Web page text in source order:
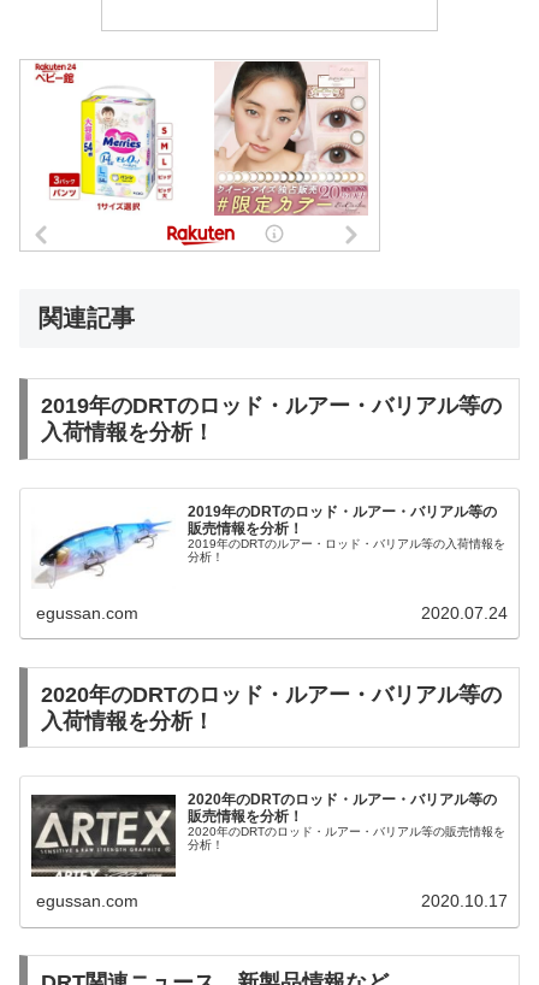
関連記事
2019年のDRTのロッド・ルアー・バリアル等の
入荷情報を分析！
2019年のDRTのロッド・ルアー・バリアル等の
販売情報を分析！
2019年のDRTのルアー・ロッド・バリアル等の入荷情報を
分析！
egussan.com 2020.07.24
2020年のDRTのロッド・ルアー・バリアル等の
入荷情報を分析！
2020年のDRTのロッド・ルアー・バリアル等の
販売情報を分析！
2020年のDRTのロッド・ルアー・バリアル等の販売情報を
分析！
egussan.com 2020.10.17